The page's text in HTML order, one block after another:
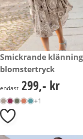
299,- kr
Smickrande
blomstertryck
299,- kr
endast 299,- kr
+1